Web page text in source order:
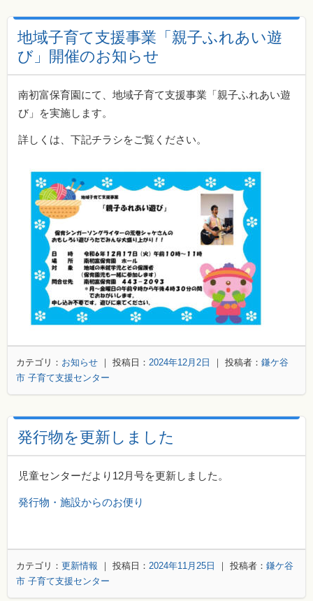
地域子育て支援事業「親子ふれあい遊
び」開催のお知らせ
南初富保育園にて、地域子育て支援事業「親子ふれあい遊
び」を実施します。
詳しくは、下記チラシをご覧ください。
カテゴリ： お知らせ ｜ 投稿日： 2024年12月2日 ｜ 投稿者： 鎌ケ谷
市 子育て支援センター
発行物を更新しました
児童センターだより12月号を更新しました。
発行物・施設からのお便り
カテゴリ： 更新情報 ｜ 投稿日： 2024年11月25日 ｜ 投稿者： 鎌ケ谷
市 子育て支援センター